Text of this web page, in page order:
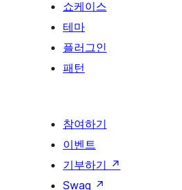
쇼케이스
테마
플러그인
패턴
참여하기
이벤트
기부하기 ↗
Swag ↗